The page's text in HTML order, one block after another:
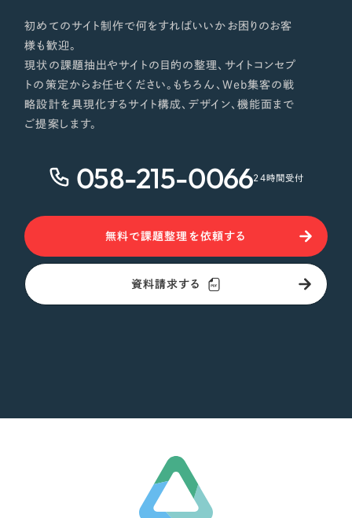
初めてのサイト制作で何をすればいいかお困りのお客
様も歓迎。
現状の課題抽出やサイトの目的の整理、サイトコンセプ
トの策定からお任せください。もちろん、Web集客の戦
略設計を具現化するサイト構成、デザイン、機能面まで
ご提案します。
058-215-006624時間受付
無料で課題整理を依頼する
資料請求する